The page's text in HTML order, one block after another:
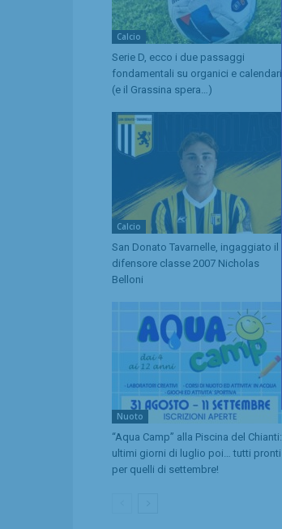
Calcio
Serie D, ecco i due passaggi
fondamentali su organici e calendari
(e il Grassina spera…)
Calcio
San Donato Tavarnelle, ingaggiato il
difensore classe 2007 Nicholas
Belloni
Nuoto
“Aqua Camp” alla Piscina del Chianti:
ultimi giorni di luglio poi… tutti pronti
per quelli di settembre!